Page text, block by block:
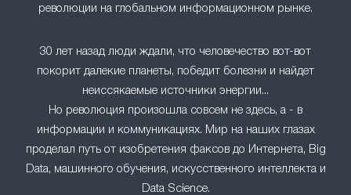
революции на глобальном информационном рынке.
30 лет назад люди ждали, что человечество вот-вот
покорит далекие планеты, победит болезни и найдет
неиссякаемые источники энергии...
Но революция произошла совсем не здесь, а - в
информации и коммуникациях. Мир на наших глазах
проделал путь от изобретения факсов до Интернета, Big
Data, машинного обучения, искусственного интеллекта и
Data Science.